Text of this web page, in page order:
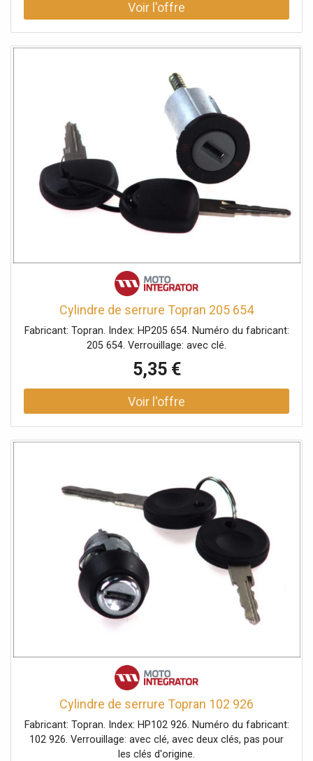
Cylindre de serrure Topran 205 654
Fabricant: Topran. Index: HP205 654. Numéro du fabricant:
205 654. Verrouillage: avec clé.
5,35 €
Cylindre de serrure Topran 102 926
Fabricant: Topran. Index: HP102 926. Numéro du fabricant:
102 926. Verrouillage: avec clé, avec deux clés, pas pour
les clés d'origine.